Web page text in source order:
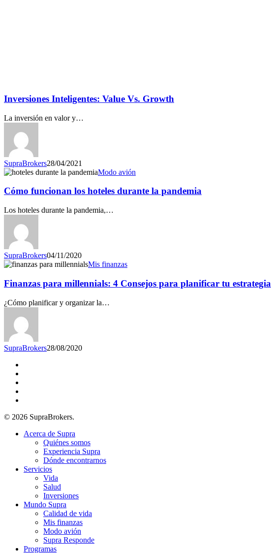
Inversiones Inteligentes: Value Vs. Growth
La inversión en valor y…
SupraBrokers28/04/2021
Cómo
los
durante
la
pandemia
Modo avión
Cómo funcionan los hoteles durante la pandemia
Los hoteles durante la pandemia,…
SupraBrokers04/11/2020
Finanzas
millennials:
4
Consejos
para
planificar
estrategia
Mis finanzas
Finanzas para millennials: 4 Consejos para planificar tu estrategia
¿Cómo planificar y organizar la…
SupraBrokers28/08/2020
© 2026 SupraBrokers.
Close
Acerca de Supra
Quiénes somos
Experiencia Supra
Dónde encontrarnos
Servicios
Vida
Salud
Inversiones
Mundo Supra
Calidad de vida
Mis finanzas
Modo avión
Supra Responde
Programas